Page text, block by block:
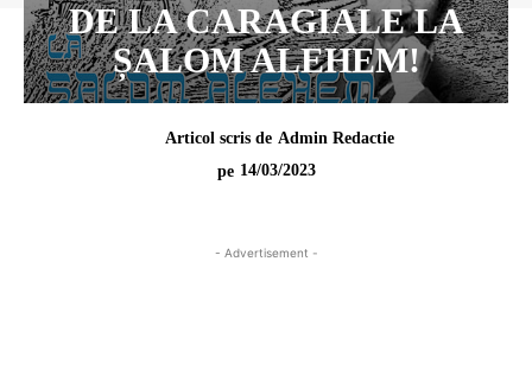
DE LA CARAGIALE LA
ȘALOM ALEHEM!
Articol scris de Admin Redactie
pe 14/03/2023
- Advertisement -